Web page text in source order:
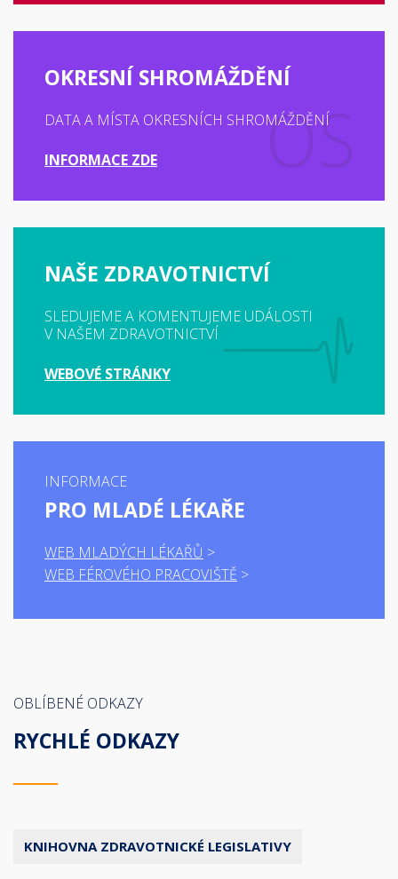
OKRESNÍ SHROMÁŽDĚNÍ
DATA A MÍSTA OKRESNÍCH SHROMÁŽDĚNÍ
INFORMACE ZDE
NAŠE ZDRAVOTNICTVÍ
SLEDUJEME A KOMENTUJEME UDÁLOSTI
V NAŠEM ZDRAVOTNICTVÍ
WEBOVÉ STRÁNKY
INFORMACE
PRO MLADÉ LÉKAŘE
WEB MLADÝCH LÉKAŘŮ
WEB FÉROVÉHO PRACOVIŠTĚ
OBLÍBENÉ ODKAZY
RYCHLÉ ODKAZY
KNIHOVNA ZDRAVOTNICKÉ LEGISLATIVY